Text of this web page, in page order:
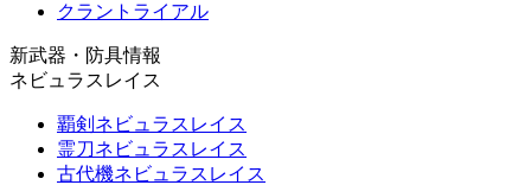
クラントライアル
新武器・防具情報
ネビュラスレイス
覇剣ネビュラスレイス
霊刀ネビュラスレイス
古代機ネビュラスレイス